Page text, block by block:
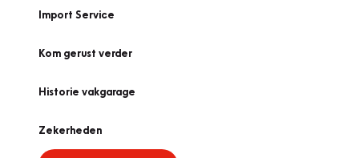
Import Service
Kom gerust verder
Historie vakgarage
Zekerheden